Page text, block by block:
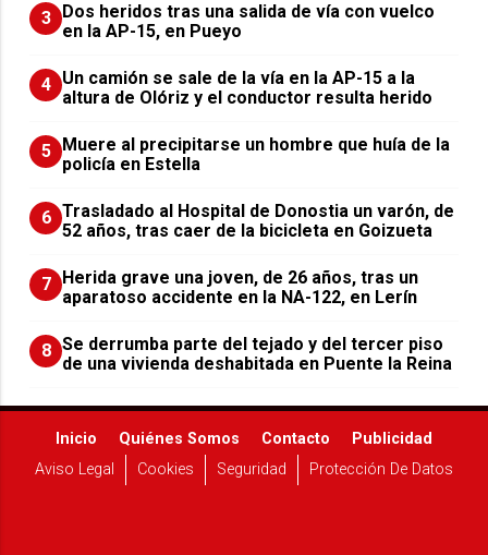
3
Dos heridos tras una salida de vía con vuelco
en la AP-15, en Pueyo
4 Un camión se sale de la vía en la AP-15 a la
altura de Olóriz y el conductor resulta herido
5
Muere al precipitarse un hombre que huía de la
policía en Estella
6 Trasladado al Hospital de Donostia un varón, de
52 años, tras caer de la bicicleta en Goizueta
7
Herida grave una joven, de 26 años, tras un
aparatoso accidente en la NA-122, en Lerín
8 Se derrumba parte del tejado y del tercer piso
de una vivienda deshabitada en Puente la Reina
Inicio Quiénes Somos Contacto
Publicidad
Aviso Legal
Cookies Seguridad Protección De Datos